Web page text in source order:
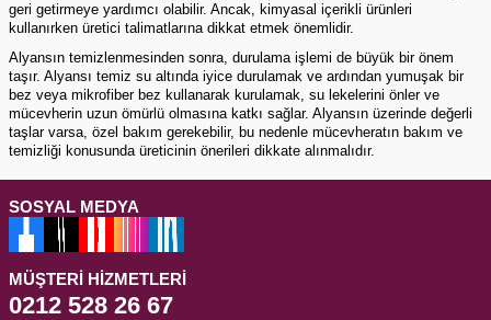
geri getirmeye yardımcı olabilir. Ancak, kimyasal içerikli ürünleri
kullanırken üretici talimatlarına dikkat etmek önemlidir.
Alyansın temizlenmesinden sonra, durulama işlemi de büyük bir önem
taşır. Alyansı temiz su altında iyice durulamak ve ardından yumuşak bir
bez veya mikrofiber bez kullanarak kurulamak, su lekelerini önler ve
mücevherin uzun ömürlü olmasına katkı sağlar. Alyansın üzerinde değerli
taşlar varsa, özel bakım gerekebilir, bu nedenle mücevheratın bakım ve
temizliği konusunda üreticinin önerileri dikkate alınmalıdır.
SOSYAL MEDYA
MÜŞTERI HIZMETLERI
0212 528 26 67